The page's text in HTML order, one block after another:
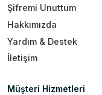
Şifremi Unuttum
Hakkımızda
Yardım & Destek
İletişim
Müşteri Hizmetleri